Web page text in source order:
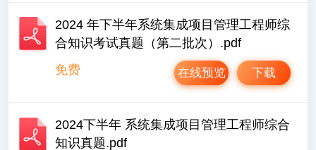
2024 年下半年系统集成项目管理工程师综
合知识考试真题（第二批次）.pdf
免费
下载
在线预览
2024下半年 系统集成项目管理工程师综合
知识真题.pdf